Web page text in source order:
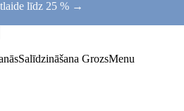
līdz 25 % →
Salīdzināšana GrozsMenu